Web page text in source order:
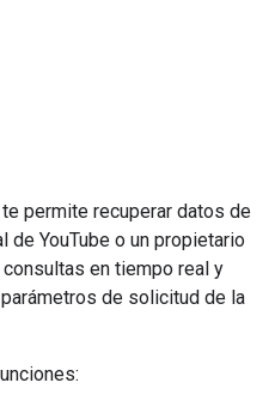
permite recuperar datos de
de YouTube o un propietario
en tiempo real y
de solicitud de la